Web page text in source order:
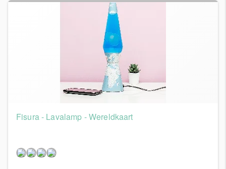
Fisura - Lavalamp - Wereldkaart